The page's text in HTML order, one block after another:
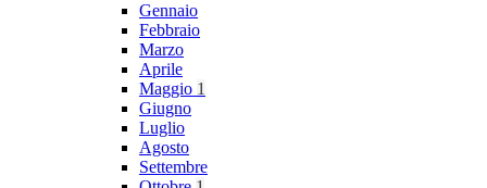
Gennaio
Febbraio
Marzo
Aprile
Maggio 1
Giugno
Luglio
Agosto
Settembre